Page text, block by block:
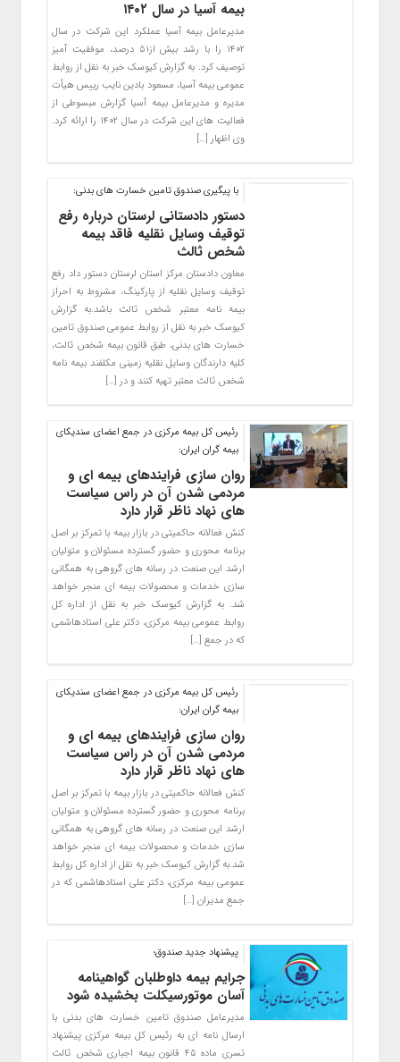
بیمه آسیا در سال ۱۴۰۲
مدیرعامل بیمه آسیا عملکرد این شرکت در سال
۱۴۰۲ را با رشد بیش از۵۱ درصد، موفقیت آمیز
توصیف کرد. به گزارش کیوسک خبر به نقل از روابط
عمومی بیمه آسیا، مسعود بادین نایب رییس هیأت
مدیره و مدیرعامل بیمه آسیا گزارش مبسوطی از
فعالیت های این شرکت در سال ۱۴۰۲ را ارائه کرد.
وی اظهار […]
با پیگیری صندوق تامین خسارت های بدنی:
دستور دادستانی لرستان درباره رفع
توقیف وسایل نقلیه فاقد بیمه
شخص ثالث
معاون دادستان مرکز استان لرستان دستور داد رفع
توقیف وسایل نقلیه از پارکینگ، مشروط به احراز
بیمه نامه معتبر شخص ثالث باشد.به گزارش
کیوسک خبر به نقل از روابط عمومی صندوق تامین
خسارت های بدنی، طبق قانون بیمه شخص ثالث،
کلیه دارندگان وسایل نقلیه زمینی مکلفند بیمه نامه
شخص ثالث معتبر تهیه کنند و در […]
رئیس کل بیمه مرکزی در جمع اعضای سندیکای
بیمه گران ایران:
روان سازی فرایندهای بیمه ای و
مردمی شدن آن در راس سیاست
های نهاد ناظر قرار دارد
کنش فعالانه حاکمیتی در بازار بیمه با تمرکز بر اصل
برنامه محوری و حضور گسترده مسئولان و متولیان
ارشد این صنعت در رسانه های گروهی به همگانی
سازی خدمات و محصولات بیمه ای منجر خواهد
شد. به گزارش کیوسک خبر به نقل از اداره کل
روابط عمومی بیمه مرکزی، دکتر علی استادهاشمی
که در جمع […]
رئیس کل بیمه مرکزی در جمع اعضای سندیکای
بیمه گران ایران:
روان سازی فرایندهای بیمه ای و
مردمی شدن آن در راس سیاست
های نهاد ناظر قرار دارد
کنش فعالانه حاکمیتی در بازار بیمه با تمرکز بر اصل
برنامه محوری و حضور گسترده مسئولان و متولیان
ارشد این صنعت در رسانه های گروهی به همگانی
سازی خدمات و محصولات بیمه ای منجر خواهد
شد.به گزارش کیوسک خبر به نقل از اداره کل روابط
عمومی بیمه مرکزی، دکتر علی استادهاشمی که در
جمع مدیران […]
پیشنهاد جدید صندوق؛
جرایم بیمه داوطلبان گواهینامه
آسان موتورسیکلت بخشیده شود
مدیرعامل صندوق تامین خسارت های بدنی با
ارسال نامه ای به رئیس کل بیمه مرکزی پیشنهاد
تسری ماده ۴۵ قانون بیمه اجباری شخص ثالث